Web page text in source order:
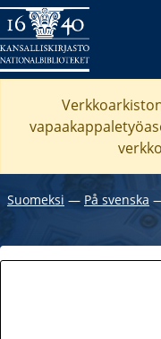
Suomeksi ― På svenska